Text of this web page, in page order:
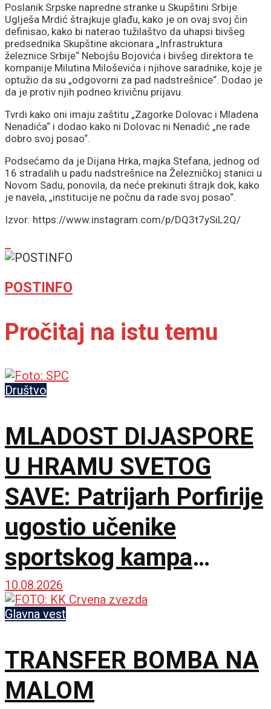
Poslanik Srpske napredne stranke u Skupštini Srbije
Uglješa Mrdić štrajkuje glađu, kako je on ovaj svoj čin
definisao, kako bi naterao tužilaštvo da uhapsi bivšeg
predsednika Skupštine akcionara „Infrastruktura
železnice Srbije“ Nebojšu Bojovića i bivšeg direktora te
kompanije Milutina Miloševića i njihove saradnike, koje je
optužio da su „odgovorni za pad nadstrešnice“. Dodao je
da je protiv njih podneo krivičnu prijavu.
Tvrdi kako oni imaju zaštitu „Zagorke Dolovac i Mladena
Nenadića“ i dodao kako ni Dolovac ni Nenadić „ne rade
dobro svoj posao“.
Podsećamo da je Dijana Hrka, majka Stefana, jednog od
16 stradalih u padu nadstrešnice na Železničkoj stanici u
Novom Sadu, ponovila, da neće prekinuti štrajk dok, kako
je navela, „institucije ne počnu da rade svoj posao“.
Izvor: https://www.instagram.com/p/DQ3t7ySiL2Q/
POSTINFO
Pročitaj na istu temu
Društvo
MLADOST DIJASPORE
U HRAMU SVETOG
SAVE: Patrijarh Porfirije
ugostio učenike
sportskog kampa
„Srbija te zove”
10.08.2026
Glavna vest
TRANSFER BOMBA NA
MALOM